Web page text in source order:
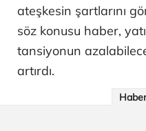
ateşkesin şartlarını
söz konusu haber,
tansiyonun
artırdı.